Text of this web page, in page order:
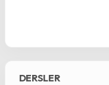
DERSLER